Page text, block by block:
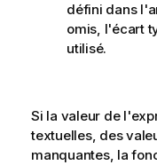
défini dans
omis, l'écart
utilisé.
Si la valeur de
textuelles, des
manquantes, la